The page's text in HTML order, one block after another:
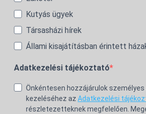
Kutyás ügyek
Társasházi hírek
Állami kisajátításban érintett
Adatkezelési tájékoztató
Önkéntesen hozzájárulok
kezeléséhez az Adatkezelési
részletezetteknek megfelelően.